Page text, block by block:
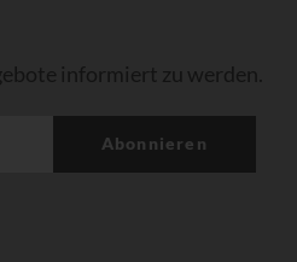
informiert zu werden.
Abonnieren